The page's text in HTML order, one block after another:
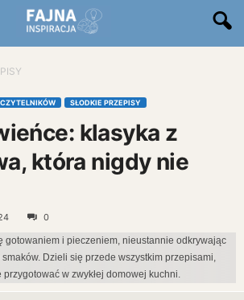
SŁODKIE PRZEPISY
klasyka z
która nigdy nie
0
gotowaniem i pieczeniem, nieustannie odkrywając
smaków. Dzieli się przede wszystkim przepisami,
przygotować w zwykłej domowej kuchni.